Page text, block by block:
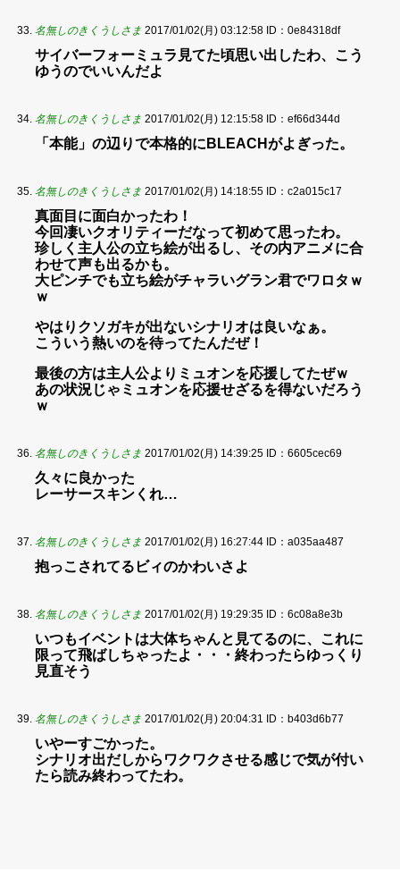
名無しのきくうしさま 2017/01/02(月) 03:12:58 ID：0e84318df
サイバーフォーミュラ見てた頃思い出したわ、こう
ゆうのでいいんだよ
名無しのきくうしさま 2017/01/02(月) 12:15:58 ID：ef66d344d
「本能」の辺りで本格的にBLEACHがよぎった。
名無しのきくうしさま 2017/01/02(月) 14:18:55 ID：c2a015c17
真面目に面白かったわ！
今回凄いクオリティーだなって初めて思ったわ。
珍しく主人公の立ち絵が出るし、その内アニメに合
わせて声も出るかも。
大ピンチでも立ち絵がチャラいグラン君でワロタｗ
ｗ
やはりクソガキが出ないシナリオは良いなぁ。
こういう熱いのを待ってたんだぜ！
最後の方は主人公よりミュオンを応援してたぜｗ
あの状況じゃミュオンを応援せざるを得ないだろう
ｗ
名無しのきくうしさま 2017/01/02(月) 14:39:25 ID：6605cec69
久々に良かった
レーサースキンくれ…
名無しのきくうしさま 2017/01/02(月) 16:27:44 ID：a035aa487
抱っこされてるビィのかわいさよ
名無しのきくうしさま 2017/01/02(月) 19:29:35 ID：6c08a8e3b
いつもイベントは大体ちゃんと見てるのに、これに
限って飛ばしちゃったよ・・・終わったらゆっくり
見直そう
名無しのきくうしさま 2017/01/02(月) 20:04:31 ID：b403d6b77
いやーすごかった。
シナリオ出だしからワクワクさせる感じで気が付い
たら読み終わってたわ。